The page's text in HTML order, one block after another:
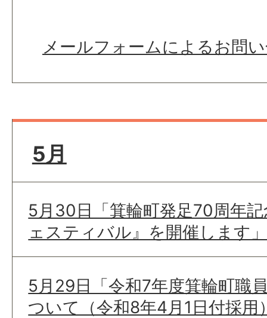
メールフォームによるお問
5月
5月30日「箕輪町発足70周年
ェスティバル』を開催します
5月29日「令和7年度箕輪町職
ついて（令和8年4月1日付採用